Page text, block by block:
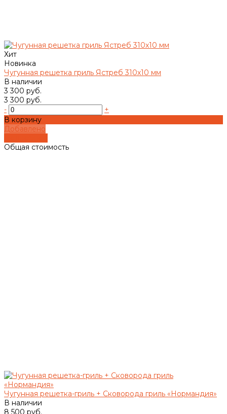
Хит
Новинка
Чугунная решетка гриль Ястреб 310х10 мм
В наличии
3 300 руб.
3 300 руб.
-
+
В корзину
Добавлено
Общая стоимость
Чугунная решетка-гриль + Сковорода гриль «Нормандия»
В наличии
8 500 руб.